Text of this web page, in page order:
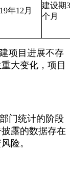
年12 月
建设期
个月
项目进展不存
大变化，项目
门统计的阶段
露的数据存在
险。